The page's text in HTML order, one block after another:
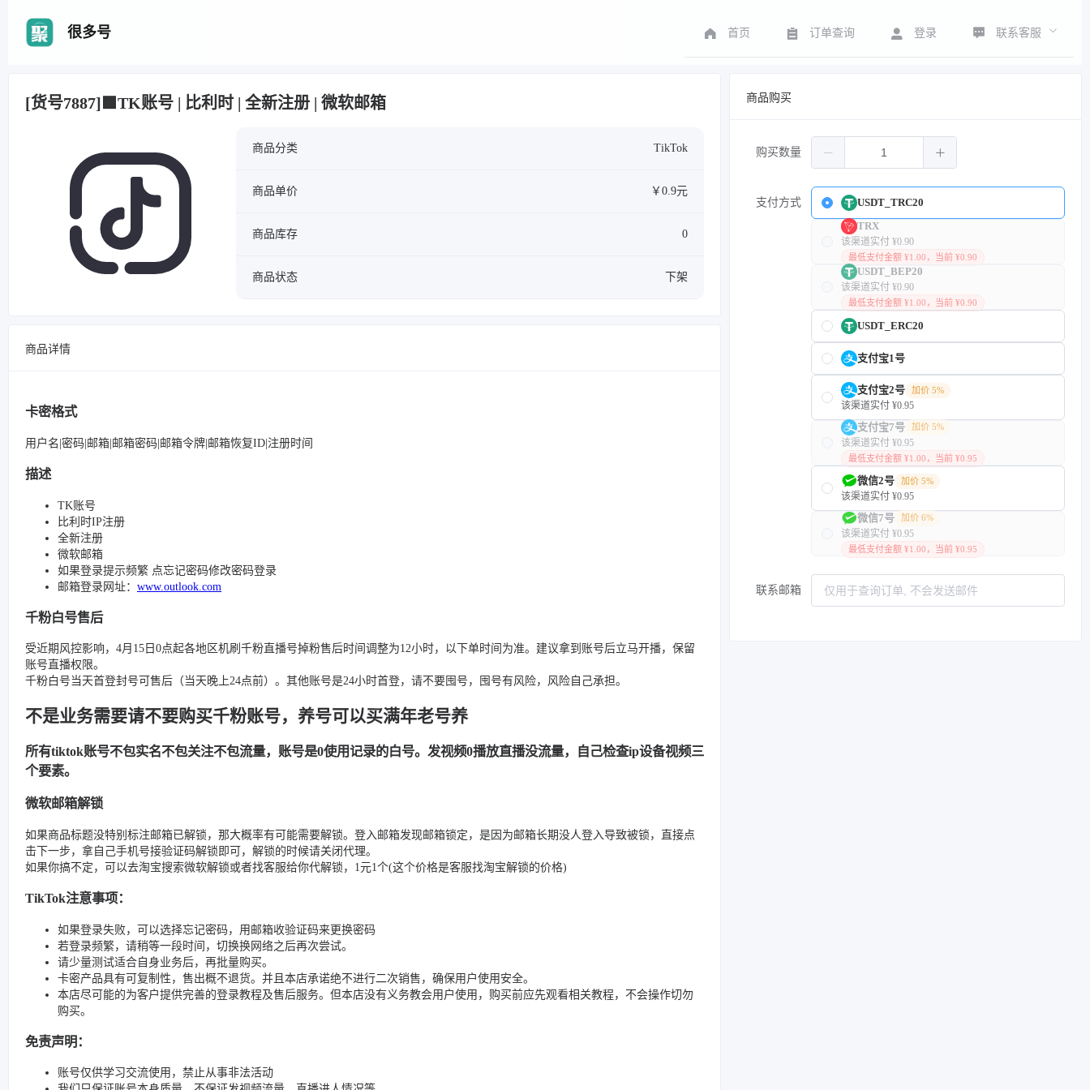
很多号 首页 订单查询 登录 联系客服
[货号7887]🟩TK账号 | 比利时 | 全新注册 | 微软邮箱
商品分类 TikTok
商品单价 ￥0.9元
商品库存 0
商品状态 下架
商品详情
卡密格式
用户名|密码|邮箱|邮箱密码|邮箱令牌|邮箱恢复ID|注册时间
描述
TK账号
比利时IP注册
全新注册
微软邮箱
如果登录提示频繁 点忘记密码修改密码登录
邮箱登录网址： www.outlook.com
千粉白号售后
受近期风控影响，4月15日0点起各地区机刷千粉直播号掉粉售后时间调整为12小时，以下单时间为准。建议拿到账号后立马开播，保留
账号直播权限。
千粉白号当天首登封号可售后（当天晚上24点前）。其他账号是24小时首登，请不要囤号，囤号有风险，风险自己承担。
不是业务需要请不要购买千粉账号，养号可以买满年老号养
所有tiktok账号不包实名不包关注不包流量，账号是0使用记录的白号。发视频0播放直播没流量，自己检查ip设备视频三
个要素。
微软邮箱解锁
如果商品标题没特别标注邮箱已解锁，那大概率有可能需要解锁。登入邮箱发现邮箱锁定，是因为邮箱长期没人登入导致被锁，直接点
击下一步，拿自己手机号接验证码解锁即可，解锁的时候请关闭代理。
如果你搞不定，可以去淘宝搜索微软解锁或者找客服给你代解锁，1元1个(这个价格是客服找淘宝解锁的价格)
TikTok注意事项：
如果登录失败，可以选择忘记密码，用邮箱收验证码来更换密码
若登录频繁，请稍等一段时间，切换换网络之后再次尝试。
请少量测试适合自身业务后，再批量购买。
卡密产品具有可复制性，售出概不退货。并且本店承诺绝不进行二次销售，确保用户使用安全。
本店尽可能的为客户提供完善的登录教程及售后服务。但本店没有义务教会用户使用，购买前应先观看相关教程，不会操作切勿
购买。
免责声明：
账号仅供学习交流使用，禁止从事非法活动
商品购买
购买数量
支付方式
USDT_TRC20
TRX
该渠道实付 ¥0.90
最低支付金额 ¥1.00，当前 ¥0.90
USDT_BEP20
该渠道实付 ¥0.90
最低支付金额 ¥1.00，当前 ¥0.90
USDT_ERC20
支付宝1号
支付宝2号 加价 5%
该渠道实付 ¥0.95
支付宝7号 加价 5%
该渠道实付 ¥0.95
最低支付金额 ¥1.00，当前 ¥0.95
微信2号 加价 5%
该渠道实付 ¥0.95
微信7号 加价 6%
该渠道实付 ¥0.95
最低支付金额 ¥1.00，当前 ¥0.95
联系邮箱